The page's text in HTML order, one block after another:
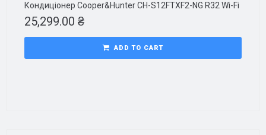
Кондиціонер Cooper&Hunter CH-S12FTXF2-NG R32 Wi-Fi
25,299.00 ₴
ADD TO CART